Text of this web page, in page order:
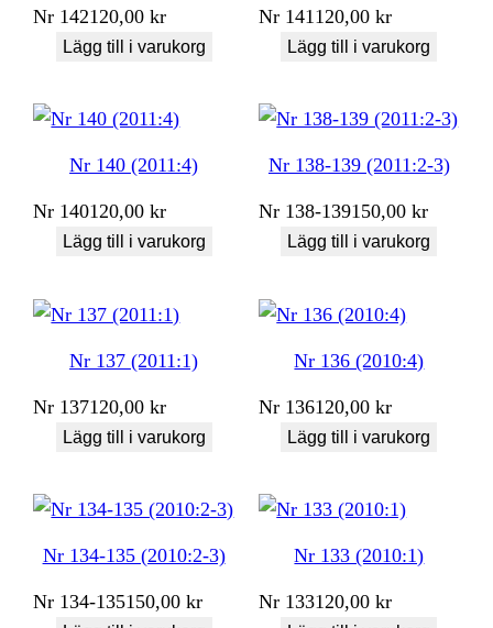
Nr 142120,00kr
Lägg till i varukorg
Nr 141 120,00kr
Lägg till i varukorg
Nr 140 (2011:4)
Nr 140120,00kr
Lägg till i varukorg
Nr 138-139 (2011:2-3)
Nr 138-139150,00kr
Lägg till i varukorg
Nr 137 (2011:1)
Nr 137120,00kr
Lägg till i varukorg
Nr 136 (2010:4)
Nr 136120,00kr
Lägg till i varukorg
Nr 134-135 (2010:2-3)
Nr 134-135150,00kr
Nr 133 (2010:1)
Nr 133120,00kr